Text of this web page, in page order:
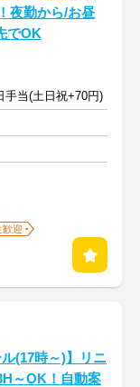
夜勤から/お昼
でOK
手当(土日祝+70円)
歓迎
ル(17時～)】リニ
～OK！自動案